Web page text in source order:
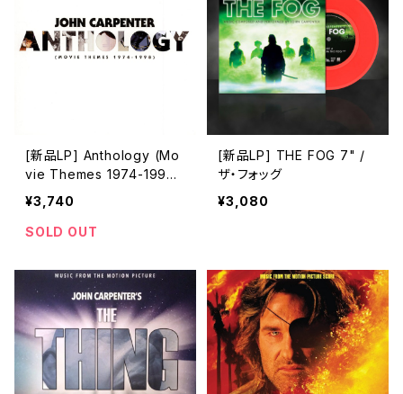
[新品LP] Anthology (Mo
vie Themes 1974-1998)
/ ジョン・カーペンター・アン
ソロジー
¥3,740
SOLD OUT
[新品LP] THE FOG 7" /
ザ・フォッグ
¥3,080